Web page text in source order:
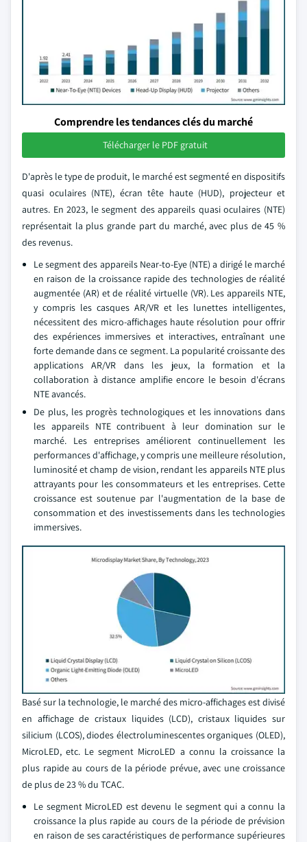
Comprendre les tendances clés du marché
Télécharger le PDF gratuit
D'après le type de produit, le marché est segmenté en dispositifs
quasi oculaires (NTE), écran tête haute (HUD), projecteur et
autres. En 2023, le segment des appareils quasi oculaires (NTE)
représentait la plus grande part du marché, avec plus de 45 %
des revenus.
Le segment des appareils Near-to-Eye (NTE) a dirigé le marché
en raison de la croissance rapide des technologies de réalité
augmentée (AR) et de réalité virtuelle (VR). Les appareils NTE,
y compris les casques AR/VR et les lunettes intelligentes,
nécessitent des micro-affichages haute résolution pour offrir
des expériences immersives et interactives, entraînant une
forte demande dans ce segment. La popularité croissante des
applications AR/VR dans les jeux, la formation et la
collaboration à distance amplifie encore le besoin d'écrans
NTE avancés.
De plus, les progrès technologiques et les innovations dans
les appareils NTE contribuent à leur domination sur le
marché. Les entreprises améliorent continuellement les
performances d'affichage, y compris une meilleure résolution,
luminosité et champ de vision, rendant les appareils NTE plus
attrayants pour les consommateurs et les entreprises. Cette
croissance est soutenue par l'augmentation de la base de
consommation et des investissements dans les technologies
immersives.
Basé sur la technologie, le marché des micro-affichages est divisé
en affichage de cristaux liquides (LCD), cristaux liquides sur
silicium (LCOS), diodes électroluminescentes organiques (OLED),
MicroLED, etc. Le segment MicroLED a connu la croissance la
plus rapide au cours de la période prévue, avec une croissance
de plus de 23 % du TCAC.
Le segment MicroLED est devenu le segment qui a connu la
croissance la plus rapide au cours de la période de prévision
en raison de ses caractéristiques de performance supérieures